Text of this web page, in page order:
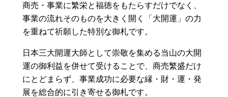
商売・事業に繁栄と福徳をもたらすだけでなく、
事業の流れそのものを大きく開く「大開運」の力
を重ねて祈願した特別な御札です。
日本三大開運大師として崇敬を集める当山の大開
運の御利益を併せて受けることで、商売繁盛だけ
にとどまらず、事業成功に必要な縁・財・運・発
展を総合的に引き寄せる御札です。